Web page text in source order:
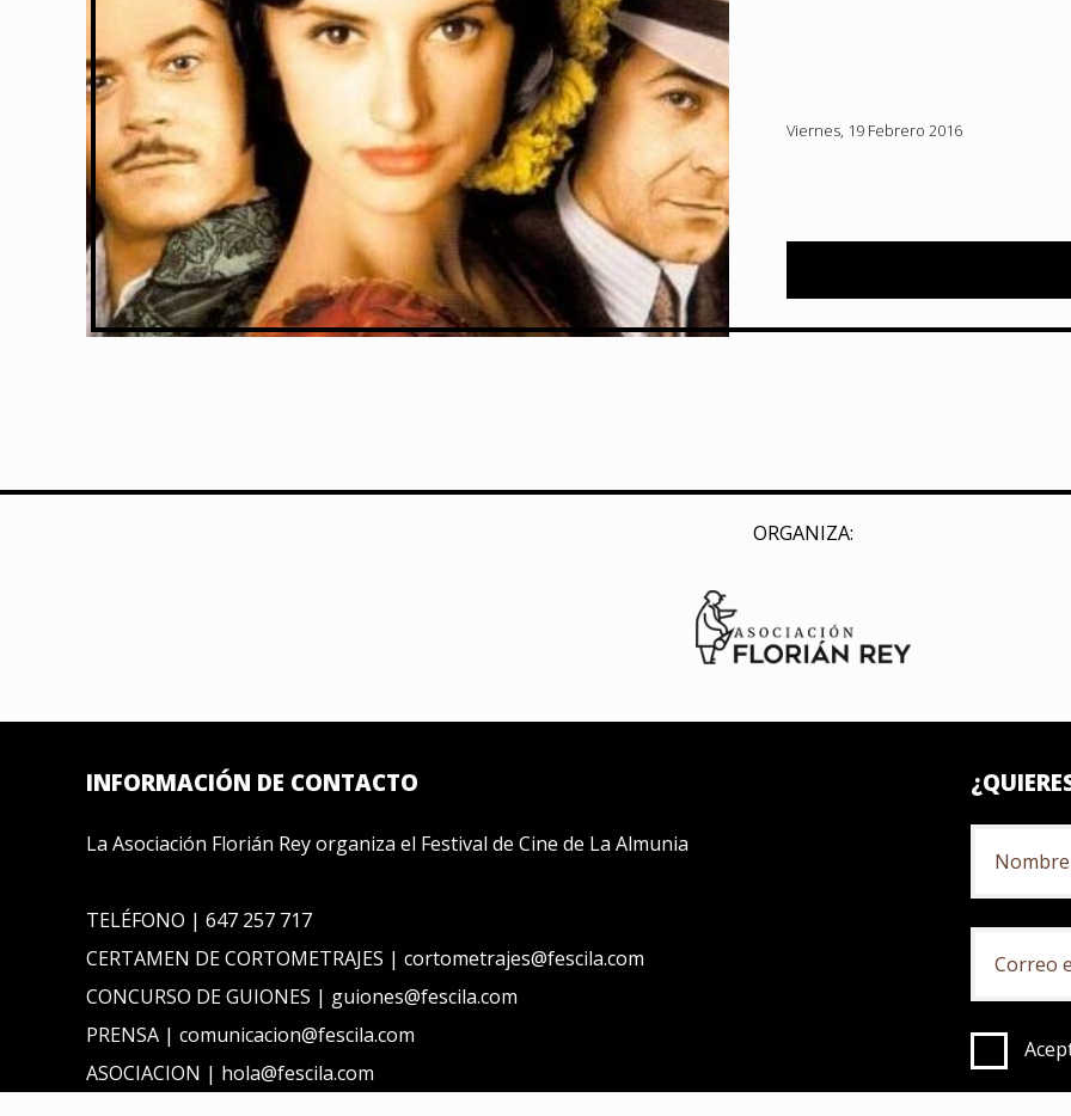
Viernes, 19 Febrero 2016
ORGANIZA:
INFORMACIÓN DE CONTACTO
La Asociación Florián Rey organiza el Festival de Cine de La Almunia
TELÉFONO | 647 257 717
CERTAMEN DE CORTOMETRAJES | cortometrajes@fescila.com
CONCURSO DE GUIONES | guiones@fescila.com
PRENSA | comunicacion@fescila.com
ASOCIACION | hola@fescila.com